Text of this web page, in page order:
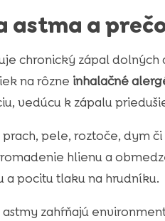
astma a
chronický zápal dolných
na rôzne inhalačné
vedúcu k zápalu
pele, roztoče, dym
hlienu a
a pocitu tlaku na hrudníku.
zahŕňajú